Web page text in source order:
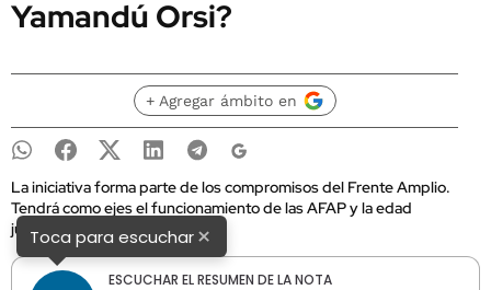
Yamandú Orsi?
+ Agregar ámbito en
La iniciativa forma parte de los compromisos del Frente Amplio.
Tendrá como ejes el funcionamiento de las AFAP y la edad
jubilatoria.
Toca para escuchar×
ESCUCHAR EL RESUMEN DE LA NOTA